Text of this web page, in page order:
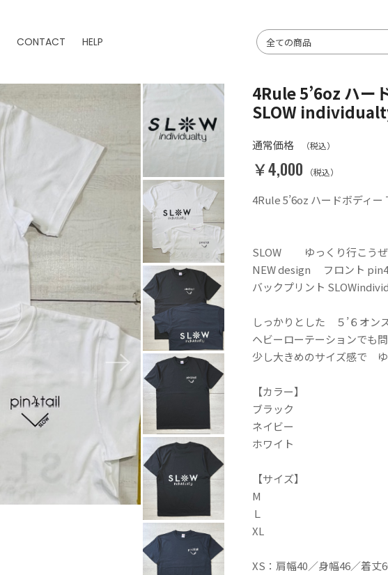
CONTACT HELP
4Rule 5’6oz ハー
SLOW
通常価格 （税込）
￥4,000 （税込）
4Rule 5’6oz ハードボディ
SLOW ゆっくり行こうぜ
NEW design フロント
バックプリント
しっかりとした ５’６オン
ヘビーローテーションでも
少し大きめのサイズ感で
【カラー】
ブラック
ネイビー
ホワイト
【サイズ】
M
Ｌ
XL
XS：肩幅40／身幅46／着丈